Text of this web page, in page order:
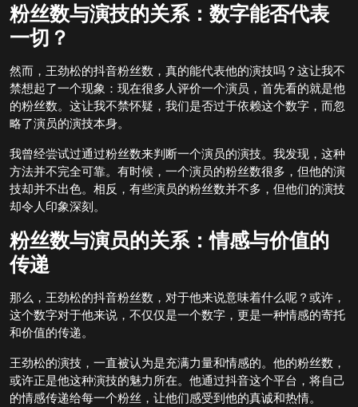
粉丝数与演技的关系：数字能否代表
一切？
然而，王劲松的抖音粉丝数，真的能代表他的演技吗？这让我不
禁想起了一个现象：现在很多人评价一个演员，首先看的就是他
的粉丝数。这让我不禁怀疑，我们是否过于依赖这个数字，而忽
略了演员的演技本身。
我曾经尝试过通过粉丝数来判断一个演员的演技。我发现，这种
方法并不完全可靠。有时候，一个演员的粉丝数很多，但他的演
技却并不出色。相反，有些演员的粉丝数并不多，但他们的演技
却令人印象深刻。
粉丝数与演员的关系：情感与价值的
传递
那么，王劲松的抖音粉丝数，对于他来说意味着什么呢？或许，
这个数字对于他来说，不仅仅是一个数字，更是一种情感的寄托
和价值的传递。
王劲松的演技，一直被认为是充满力量和情感的。他的粉丝数，
或许正是他这种演技的魅力所在。他通过抖音这个平台，将自己
的情感传递给每一个粉丝，让他们感受到他的真诚和热情。